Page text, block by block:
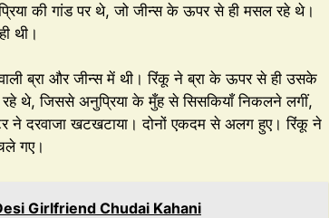
की गांड पर थे, जो जीन्स के ऊपर से ही मसल रहे थे।
थी।
ब्रा और जीन्स में थी। रिंकू ने ब्रा के ऊपर से ही उसके
थे, जिससे अनुप्रिया के मुँह से सिसकियाँ निकलने लगीं,
दरवाजा खटखटाया। दोनों एकदम से अलग हुए। रिंकू ने
गए।
Desi Girlfriend Chudai Kahani